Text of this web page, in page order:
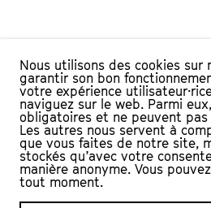
Nous utilisons des cookies sur
garantir son bon
votre expérience
naviguez sur le web. Parmi
obligatoires et ne peuvent
Les autres nous servent à
que vous faites de notre site,
stockés qu’avec votre
manière anonyme. Vous
tout moment.